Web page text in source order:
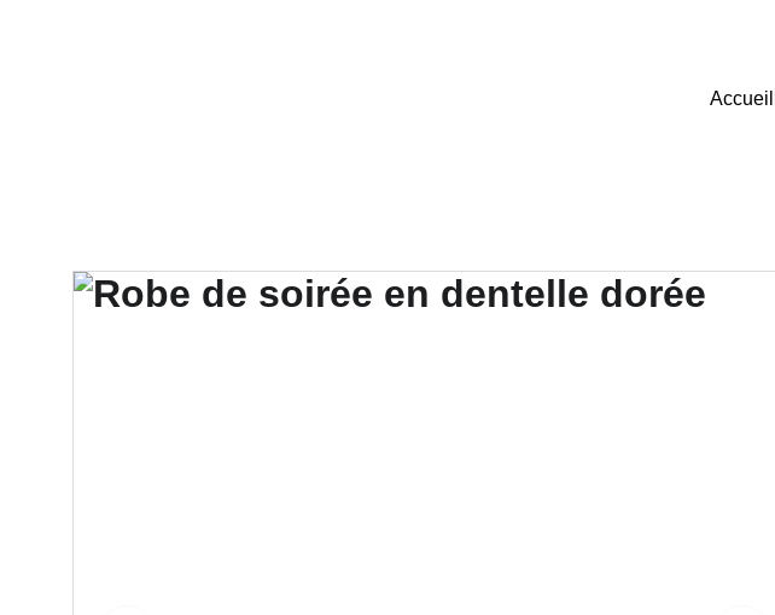
Accueil